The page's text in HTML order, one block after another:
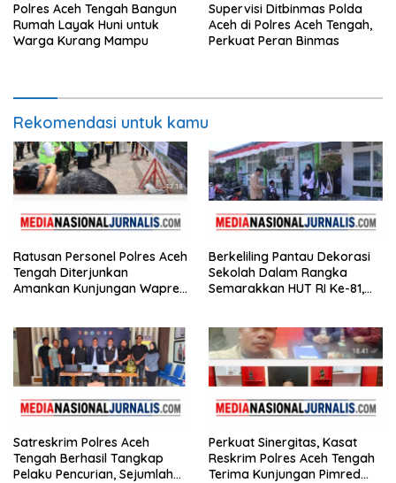
Polres Aceh Tengah Bangun
Rumah Layak Huni untuk
Warga Kurang Mampu
Supervisi Ditbinmas Polda
Aceh di Polres Aceh Tengah,
Perkuat Peran Binmas
Rekomendasi untuk kamu
Ratusan Personel Polres Aceh
Tengah Diterjunkan
Amankan Kunjungan Wapres
Berkeliling Pantau Dekorasi
Sekolah Dalam Rangka
Semarakkan HUT RI Ke-81,
Meriah
Satreskrim Polres Aceh
Tengah Berhasil Tangkap
Pelaku Pencurian, Sejumlah
Perkuat Sinergitas, Kasat
Reskrim Polres Aceh Tengah
Terima Kunjungan Pimred